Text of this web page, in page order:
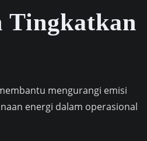
Tingkatkan
mengurangi emisi
energi dalam operasional